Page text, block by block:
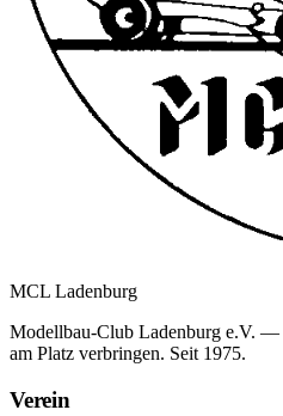
MCL Ladenburg
Modellbau-Club Ladenburg e.V. —
am Platz verbringen. Seit 1975.
Verein